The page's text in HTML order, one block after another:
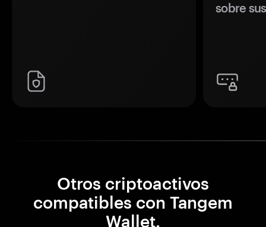
sobre
Otros criptoactivos
compatibles con Tangem
Wallet.